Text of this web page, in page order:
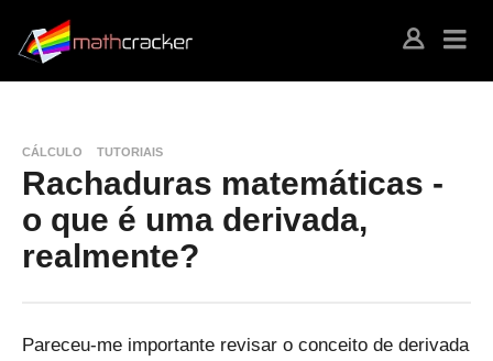
CÁLCULO TUTORIAIS
Rachaduras matemáticas -
o que é uma derivada,
realmente?
Pareceu-me importante revisar o conceito de derivada